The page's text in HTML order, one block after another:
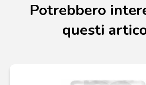
Potrebbero
questi